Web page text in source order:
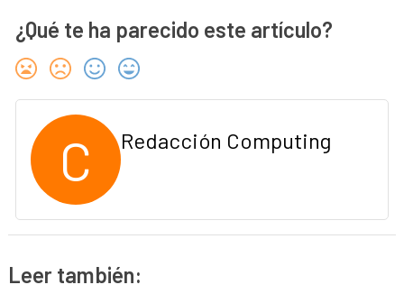
¿Qué te ha parecido este artículo?
C Redacción Computing
Leer también: